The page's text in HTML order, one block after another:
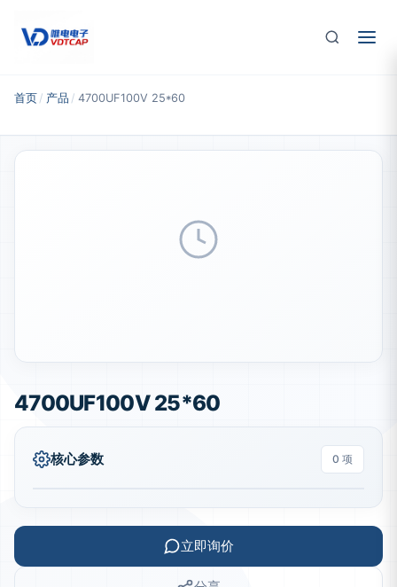
首页 / 产品 / 4700UF100V 25*60
4700UF100V 25*60
核心参数 0 项
立即询价